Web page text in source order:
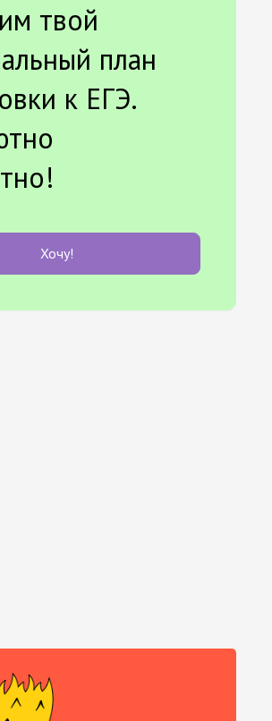
твой
план
к ЕГЭ.
Хочу!